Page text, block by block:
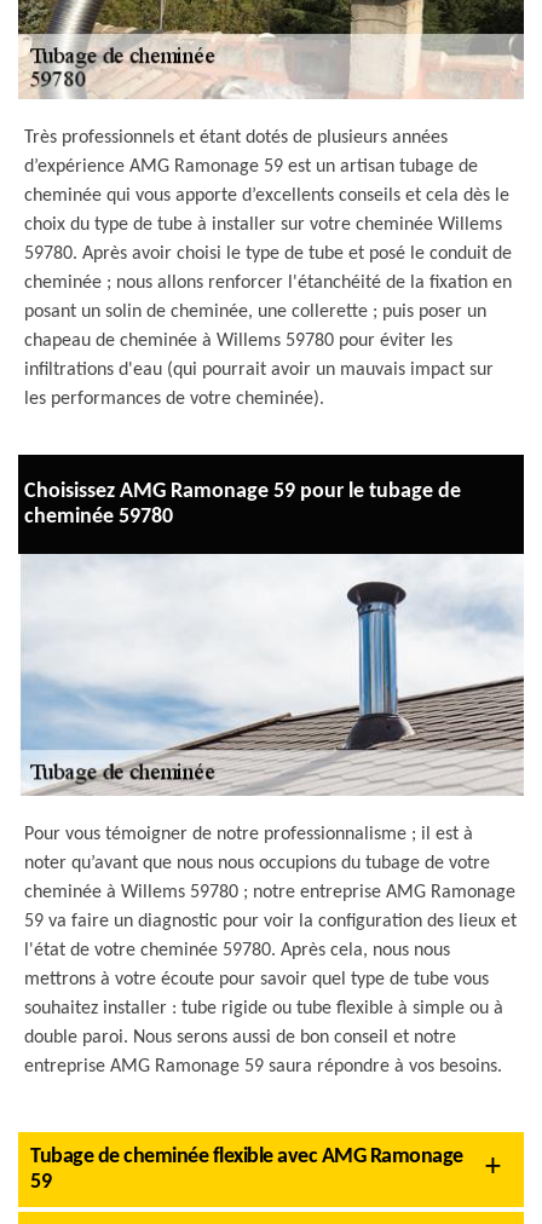
Très professionnels et étant dotés de plusieurs années
d’expérience AMG Ramonage 59 est un artisan tubage de
cheminée qui vous apporte d’excellents conseils et cela dès le
choix du type de tube à installer sur votre cheminée Willems
59780. Après avoir choisi le type de tube et posé le conduit de
cheminée ; nous allons renforcer l'étanchéité de la fixation en
posant un solin de cheminée, une collerette ; puis poser un
chapeau de cheminée à Willems 59780 pour éviter les
infiltrations d'eau (qui pourrait avoir un mauvais impact sur
les performances de votre cheminée).
Choisissez AMG Ramonage 59 pour le tubage de
cheminée 59780
Pour vous témoigner de notre professionnalisme ; il est à
noter qu’avant que nous nous occupions du tubage de votre
cheminée à Willems 59780 ; notre entreprise AMG Ramonage
59 va faire un diagnostic pour voir la configuration des lieux et
l'état de votre cheminée 59780. Après cela, nous nous
mettrons à votre écoute pour savoir quel type de tube vous
souhaitez installer : tube rigide ou tube flexible à simple ou à
double paroi. Nous serons aussi de bon conseil et notre
entreprise AMG Ramonage 59 saura répondre à vos besoins.
Tubage de cheminée flexible avec AMG Ramonage
59